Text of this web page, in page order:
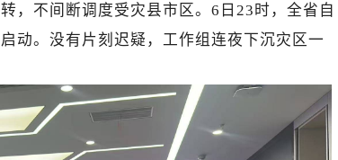
，不间断调度受灾县市区。6日23时，全省自
动。没有片刻迟疑，工作组连夜下沉灾区一